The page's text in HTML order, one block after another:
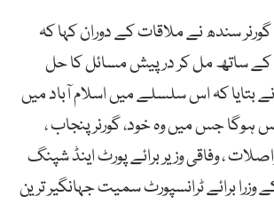
سندھ نے ملاقات کے دوران کہا کہ
کے ساتھ مل کر درپیش مسائل کا حل
بتایا کہ اس سلسلے میں اسلام آباد میں
جس میں وہ خود، گورنر پنجاب ،
، وفاقی وزیر برائے پورٹ اینڈ شپنگ
وزرا برائے ٹرانسپورٹ سمیت جہانگیر ترین